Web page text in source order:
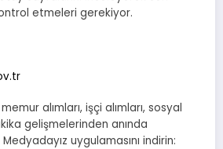
etmeleri gerekiyor.
alımları, işçi alımları, sosyal
gelişmelerinden anında
uygulamasını indirin: